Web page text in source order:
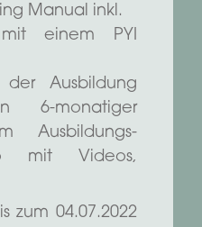
Manual inkl.
mit einem PYI
Ausbildung
6-monatiger
Ausbildungs-
mit Videos,
zum 04.07.2022